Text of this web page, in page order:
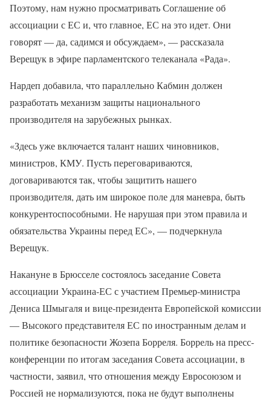
Поэтому, нам нужно просматривать Соглашение об
ассоциации с ЕС и, что главное, ЕС на это идет. Они
говорят — да, садимся и обсуждаем», — рассказала
Верещук в эфире парламентского телеканала «Рада».
Нардеп добавила, что параллельно Кабмин должен
разработать механизм защиты национального
производителя на зарубежных рынках.
«Здесь уже включается талант наших чиновников,
министров, КМУ. Пусть переговариваются,
договариваются так, чтобы защитить нашего
производителя, дать им широкое поле для маневра, быть
конкурентоспособными. Не нарушая при этом правила и
обязательства Украины перед ЕС», — подчеркнула
Верещук.
Накануне в Брюсселе состоялось заседание Совета
ассоциации Украина-ЕС с участием Премьер-министра
Дениса Шмыгаля и вице-президента Европейской комиссии
— Высокого представителя ЕС по иностранным делам и
политике безопасности Жозепа Борреля. Боррель на пресс-
конференции по итогам заседания Совета ассоциации, в
частности, заявил, что отношения между Евросоюзом и
Россией не нормализуются, пока не будут выполнены